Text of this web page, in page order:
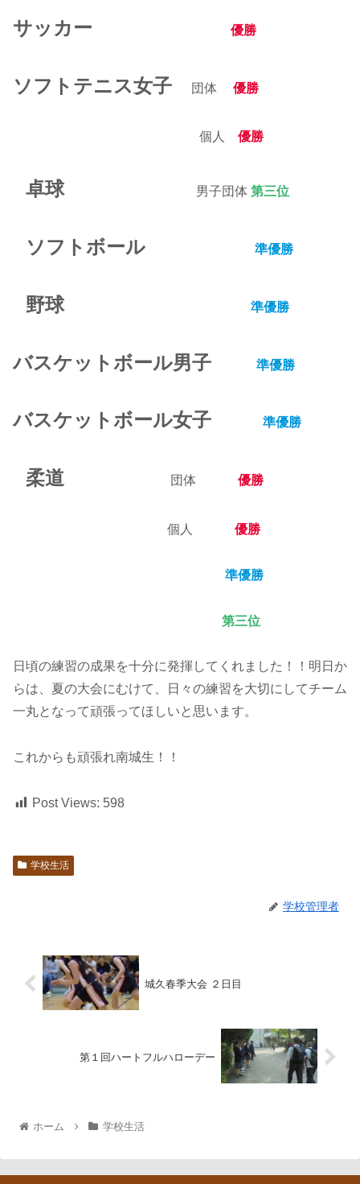
サッカー 優勝
ソフトテニス女子 団体 優勝
個人 優勝
卓球男子団体 第三位
ソフトボール 準優勝
野球 準優勝
バスケットボール男子 準優勝
バスケットボール女子 準優勝
柔道 団体 優勝
個人 優勝
準優勝
第三位
日頃の練習の成果を十分に発揮してくれました！！明日か
らは、夏の大会にむけて、日々の練習を大切にしてチーム
一丸となって頑張ってほしいと思います。
これからも頑張れ南城生！！
Post Views: 598
学校生活
学校管理者
城久春季大会 ２日目
第１回ハートフルハローデー
ホーム 学校生活